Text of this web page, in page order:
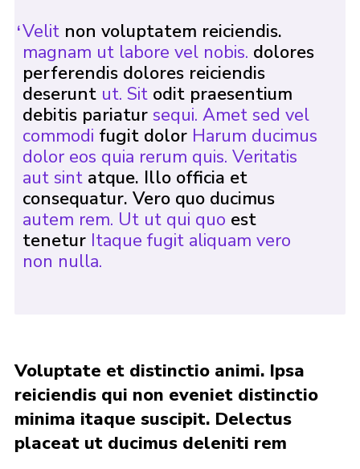
Velit non voluptatem reiciendis.
magnam ut labore vel nobis. dolores
perferendis dolores reiciendis
deseruntut. Sit odit praesentium
debitis pariatursequi. Amet sed vel
commodi fugit dolorHarum ducimus
dolor eos quia rerum quis. Veritatis
aut sint atque. Illo officia et
consequatur. Vero quo ducimus
autem rem. Ut ut qui quo est
teneturItaque fugit aliquam vero
non nulla.
Voluptate et distinctio animi. Ipsa
reiciendis qui non eveniet distinctio
minima itaque suscipit. Delectus
placeat ut ducimus deleniti rem